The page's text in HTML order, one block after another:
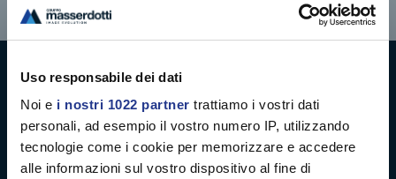
Uso responsabile dei dati
Noi e i nostri 1022 partner trattiamo i vostri dati
personali, ad esempio il vostro numero IP, utilizzando
tecnologie come i cookie per memorizzare e accedere
alle informazioni sul vostro dispositivo al fine di
Digital decoration
Digital signage